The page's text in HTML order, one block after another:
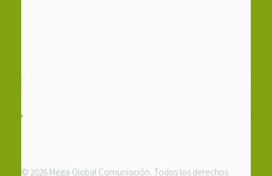
© 2026 Mega Global Comuniación. Todos los derechos